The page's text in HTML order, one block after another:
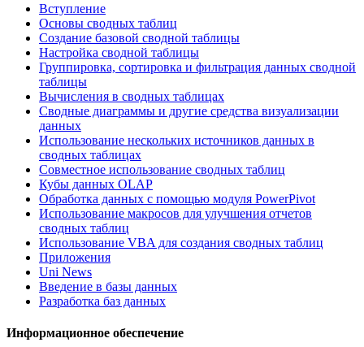
Вступление
Основы сводных таблиц
Создание базовой сводной таблицы
Настройка сводной таблицы
Группировка, сортировка и фильтрация данных сводной
таблицы
Вычисления в сводных таблицах
Сводные диаграммы и другие средства визуализации
данных
Использование нескольких источников данных в
сводных таблицах
Совместное использование сводных таблиц
Кубы данных OLAP
Обработка данных с помощью модуля PowerPivot
Использование макросов для улучшения отчетов
сводных таблиц
Использование VBA для создания сводных таблиц
Приложения
Uni News
Введение в базы данных
Разработка баз данных
Информационное обеспечение